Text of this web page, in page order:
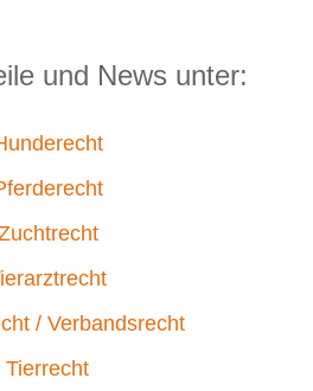
und News unter:
/ Verbandsrecht
Tierrecht